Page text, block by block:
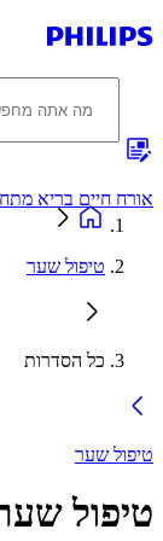
חיים בריא מתחיל
טיפול שער
כל הסדרות
שער
שער(